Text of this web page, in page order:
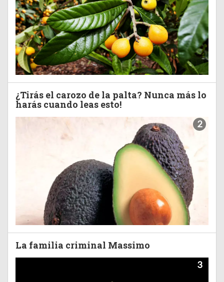
¿Tirás el carozo de la palta? Nunca más lo
harás cuando leas esto!
2
La familia criminal Massimo
3